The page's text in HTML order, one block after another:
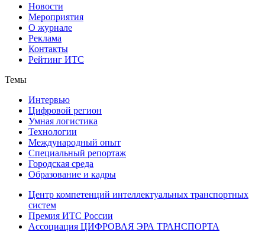
Новости
Мероприятия
О журнале
Реклама
Контакты
Рейтинг ИТС
Темы
Интервью
Цифровой регион
Умная логистика
Технологии
Международный опыт
Специальный репортаж
Городская среда
Образование и кадры
Центр компетенций интеллектуальных транспортных
систем
Премия ИТС России
Ассоциация ЦИФРОВАЯ ЭРА ТРАНСПОРТА